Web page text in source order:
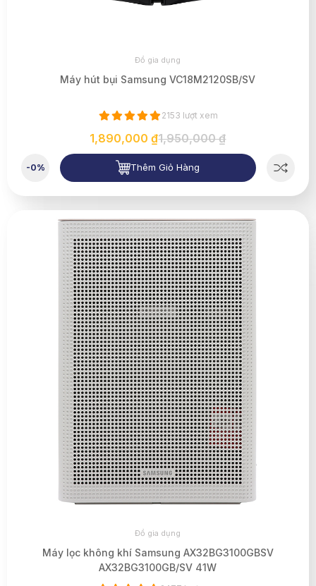
Đồ gia dụng
Máy hút bụi Samsung VC18M2120SB/SV
2153 lượt xem
1,890,000 ₫1,950,000 ₫
-0% Thêm Giỏ Hàng
Đồ gia dụng
Máy lọc không khí Samsung AX32BG3100GBSV
AX32BG3100GB/SV 41W